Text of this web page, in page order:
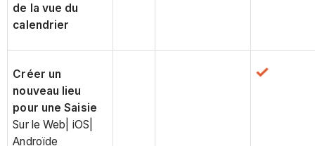
de la vue du
calendrier
Créer un
nouveau lieu
pour une Saisie
Sur le Web| iOS|
Androïde